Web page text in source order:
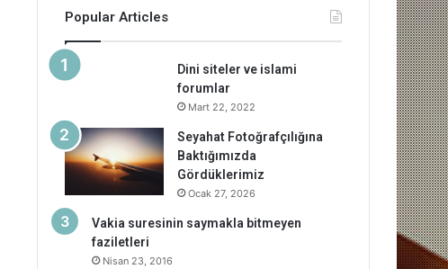
Popular Articles
Dini siteler ve islami
forumlar
Mart 22, 2022
Seyahat Fotoğrafçılığına
Baktığımızda
Gördüklerimiz
Ocak 27, 2026
Vakia suresinin saymakla bitmeyen
faziletleri
Nisan 23, 2016